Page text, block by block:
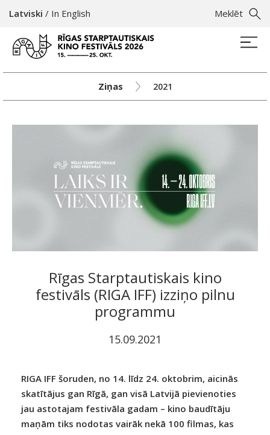
Meklēt
Latviski / In English
Ziņas 2021
Rīgas Starptautiskais kino
festivāls (RIGA IFF) izziņo pilnu
programmu
15.09.2021
RIGA IFF šoruden, no 14. līdz 24. oktobrim, aicinās
skatītājus gan Rīgā, gan visā Latvijā pievienoties
jau astotajam festivāla gadam – kino baudītāju
maņām tiks nodotas vairāk nekā 100 filmas, kas